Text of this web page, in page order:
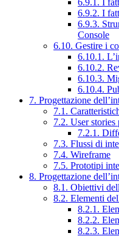
6.9.1. I
6.9.2. I
6.9.3.
Console
6.10. Gestire i
6.10.1.
6.10.2.
6.10.3.
6.10.4.
7. Progettazione
7.1.
7.2. User stories
7.2.1.
7.3. Flussi di
7.4. Wireframe
7.5. Prototipi
8. Progettazione
8.1. Obiettivi
8.2. Elementi
8.2.1.
8.2.2.
8.2.3.